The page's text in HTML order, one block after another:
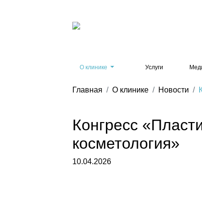
О клинике Услуги
Главная О клинике Новости
Конгресс
косметология»
10.04.2026